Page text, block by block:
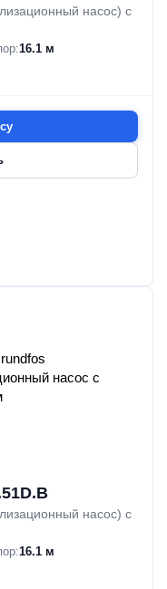
насос) с
16.1 м
насос) с
16.1 м